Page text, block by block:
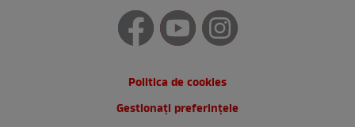
Politica de cookies
Gestionați preferințele